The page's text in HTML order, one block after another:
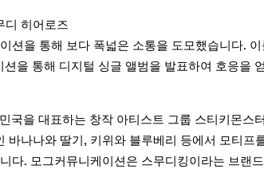
디 히어로즈
션을 통해 보다 폭넓은 소통을 도모했습니다.
을 통해 디지털 싱글 앨범을 발표하여 호응을
국을 대표하는 창작 아티스트 그룹 스티키몬
바나나와 딸기, 키위와 블루베리 등에서 모티
다. 모그커뮤니케이션은 스무디킹이라는 브